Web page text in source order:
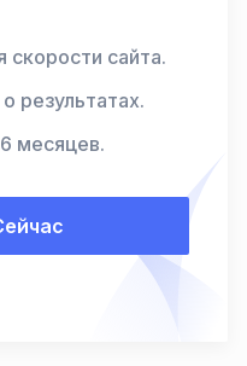
скорости сайта.
результатах.
месяцев.